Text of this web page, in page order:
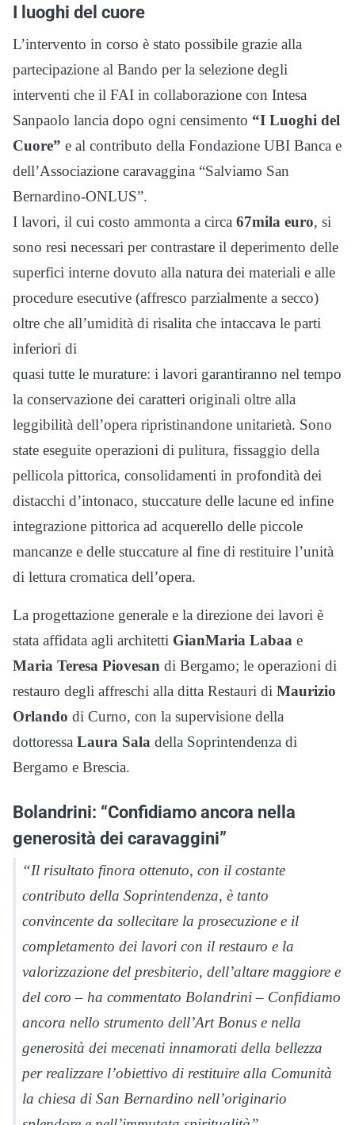
I luoghi del cuore
L’intervento in corso è stato possibile grazie alla
partecipazione al Bando per la selezione degli
interventi che il FAI in collaborazione con Intesa
Sanpaolo lancia dopo ogni censimento “I Luoghi del
Cuore” e al contributo della Fondazione UBI Banca e
dell’Associazione caravaggina “Salviamo San
Bernardino-ONLUS”.
I lavori, il cui costo ammonta a circa 67mila euro, si
sono resi necessari per contrastare il deperimento delle
superfici interne dovuto alla natura dei materiali e alle
procedure esecutive (affresco parzialmente a secco)
oltre che all’umidità di risalita che intaccava le parti
inferiori di
quasi tutte le murature: i lavori garantiranno nel tempo
la conservazione dei caratteri originali oltre alla
leggibilità dell’opera ripristinandone unitarietà. Sono
state eseguite operazioni di pulitura, fissaggio della
pellicola pittorica, consolidamenti in profondità dei
distacchi d’intonaco, stuccature delle lacune ed infine
integrazione pittorica ad acquerello delle piccole
mancanze e delle stuccature al fine di restituire l’unità
di lettura cromatica dell’opera.
La progettazione generale e la direzione dei lavori è
stata affidata agli architetti GianMaria Labaa e
Maria Teresa Piovesan di Bergamo; le operazioni di
restauro degli affreschi alla ditta Restauri di Maurizio
Orlando di Curno, con la supervisione della
dottoressa Laura Sala della Soprintendenza di
Bergamo e Brescia.
Bolandrini: “Confidiamo ancora nella
generosità dei caravaggini”
“Il risultato finora ottenuto, con il costante
contributo della Soprintendenza, è tanto
convincente da sollecitare la prosecuzione e il
completamento dei lavori con il restauro e la
valorizzazione del presbiterio, dell’altare maggiore e
del coro – ha commentato Bolandrini – Confidiamo
ancora nello strumento dell’Art Bonus e nella
generosità dei mecenati innamorati della bellezza
per realizzare l’obiettivo di restituire alla Comunità
la chiesa di San Bernardino nell’originario